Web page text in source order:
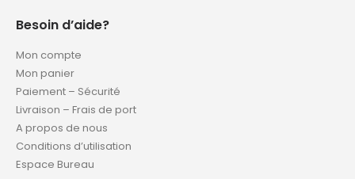
Besoin d’aide?
Mon compte
Mon panier
Paiement – Sécurité
Livraison – Frais de port
A propos de nous
Conditions d’utilisation
Espace Bureau